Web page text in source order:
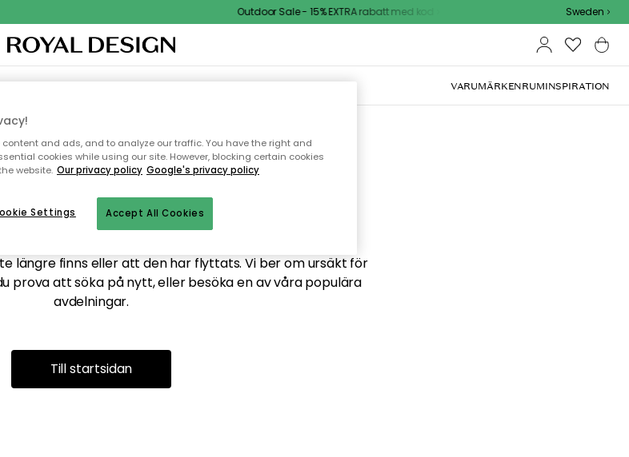
Outdoor Sale - 15% EXTRA rabatt med kod Sweden
FÖRVARINGUTEMÖBLER VARUMÄRKENRUMINSPIRATION
inte sidan du söker
längre finns eller att den har flyttats. Vi ber om ursäkt för
prova att söka på nytt, eller besöka en av våra populära
avdelningar.
Till startsidan
content and ads, and to analyze our traffic. You have the right and
cookies while using our site. However, blocking certain cookies
website. Our privacy policy Google's privacy policy
Accept All Cookies
Settings